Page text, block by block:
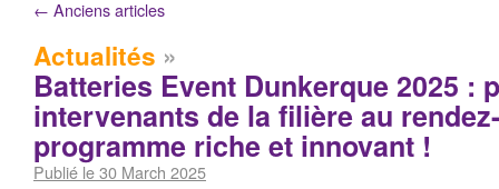
← Anciens articles
Actualités »
Batteries Event Dunkerque 2025 :
intervenants de la filière au
programme riche et innovant !
Publié le 30 March 2025